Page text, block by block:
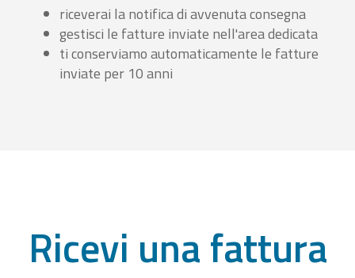
riceverai la notifica di avvenuta consegna
gestisci le fatture inviate nell'area dedicata
ti conserviamo automaticamente le fatture
inviate per 10 anni
Ricevi una fattura